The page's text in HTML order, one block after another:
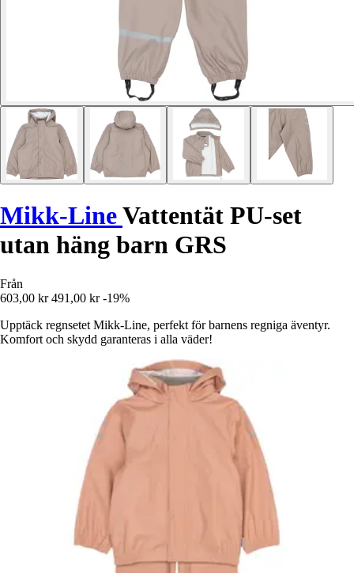
Mikk-LineVattentät PU-set
utan häng barn GRS
Från
603,00 kr 491,00 kr -19%
Upptäck regnsetet Mikk-Line, perfekt för barnens regniga äventyr.
Komfort och skydd garanteras i alla väder!